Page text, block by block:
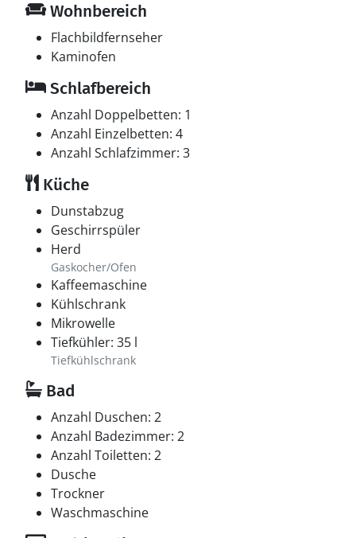
Wohnbereich
Flachbildfernseher
Kaminofen
Schlafbereich
Anzahl Doppelbetten: 1
Anzahl Einzelbetten: 4
Anzahl Schlafzimmer: 3
Küche
Dunstabzug
Geschirrspüler
Herd
Gaskocher/Ofen
Kaffeemaschine
Kühlschrank
Mikrowelle
Tiefkühler: 35 l
Tiefkühlschrank
Bad
Anzahl Duschen: 2
Anzahl Badezimmer: 2
Anzahl Toiletten: 2
Dusche
Trockner
Waschmaschine